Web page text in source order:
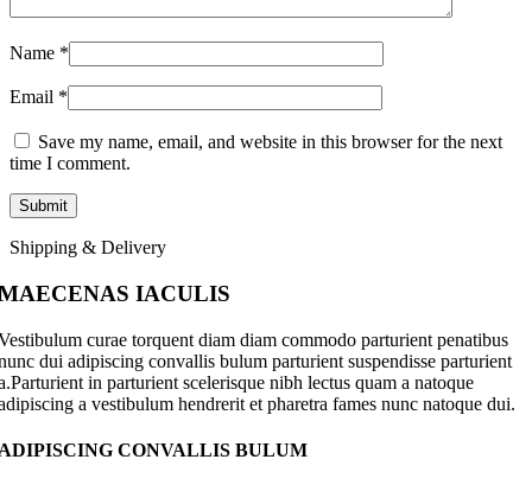
Name *
Email *
Save my name, email, and website in this browser for the next
time I comment.
Shipping & Delivery
IACULIS
curae torquent diam diam commodo parturient penatibus
dui adipiscing convallis bulum parturient suspendisse parturient
in parturient scelerisque nibh lectus quam a natoque
a vestibulum hendrerit et pharetra fames nunc natoque dui.
CONVALLIS BULUM